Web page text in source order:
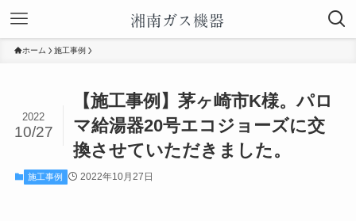
ホーム 施工事例
【施工事例】茅ヶ崎市K様。パロ
マ給湯器20号エコジョーズに交
換させていただきました。
2022
10/27
施工事例 2022年10月27日